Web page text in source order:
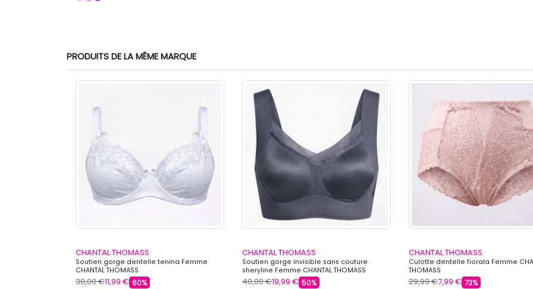
PRODUITS DE LA MÊME MARQUE
CHANTAL THOMASS
Soutien gorge dentelle tenina Femme
CHANTAL THOMASS
30,00 €11,99 € 60%
CHANTAL THOMASS
Soutien gorge invisible sans couture
sheryline Femme CHANTAL THOMASS
40,00 €19,99 € 50%
CHANTAL THOMASS
Culotte dentelle fiorala Femme
THOMASS
29,99 €7,99 € 73%